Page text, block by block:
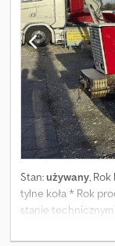
Stan:używany,
tylne koła * Rok
stanie technicznym